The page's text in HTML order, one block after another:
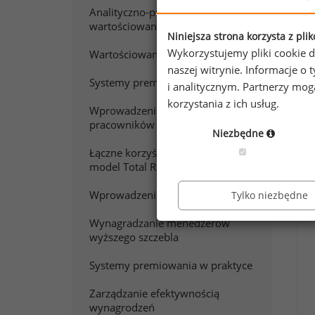
Analityczno-punktowe
wartościowanie pracy
Wartościowanie stanowisk pracy
Systemy premiowania
Wprowadzenie do wynagradzania
pracowników sprzedaży
Łączne korzyści z pracy. Polski
model Total Rewards
Wprowadzenie do wynagradzania
Wynagradzanie menedżerów
wyższego szczebla
Systemy premiowania w praktyce
Zarządzanie efektywnością
wynagrodzeń
Niniejsza strona korzysta z
Wykorzystujemy pliki cookie
naszej witrynie. Informacje o
i analitycznym. Partnerzy
korzystania z ich usług.
Niezbędne
Tylko niezbędne